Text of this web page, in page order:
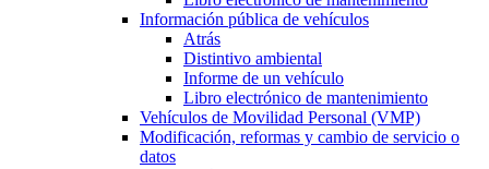
Información pública de vehículos
Atrás
Distintivo ambiental
Informe de un vehículo
Libro electrónico de mantenimiento
Vehículos de Movilidad Personal (VMP)
Modificación, reformas y cambio de servicio o
datos